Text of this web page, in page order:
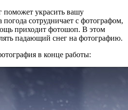
украсить вашу
сотрудничает с фотографом,
приходит фотошоп. В этом
падающий снег на фотографию.
в конце работы: